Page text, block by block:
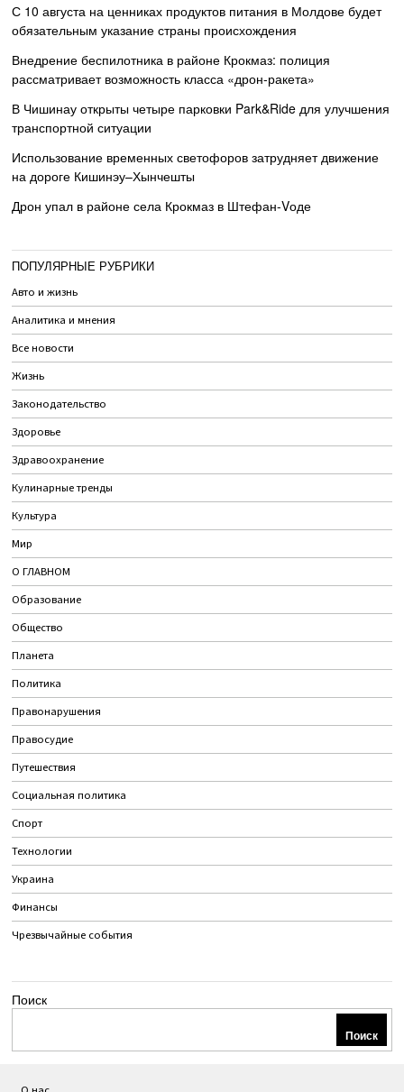
С 10 августа на ценниках продуктов питания в Молдове будет
обязательным указание страны происхождения
Внедрение беспилотника в районе Крокмаз: полиция
рассматривает возможность класса «дрон-ракета»
В Чишинау открыты четыре парковки Park&Ride для улучшения
транспортной ситуации
Использование временных светофоров затрудняет движение
на дороге Кишинэу–Хынчешты
Дрон упал в районе села Крокмаз в Штефан-Vоде
ПОПУЛЯРНЫЕ РУБРИКИ
Авто и жизнь
Аналитика и мнения
Все новости
Жизнь
Законодательство
Здоровье
Здравоохранение
Кулинарные тренды
Культура
Мир
О ГЛАВНОМ
Образование
Общество
Планета
Политика
Правонарушения
Правосудие
Путешествия
Социальная политика
Спорт
Технологии
Украина
Финансы
Чрезвычайные события
Поиск
Поиск